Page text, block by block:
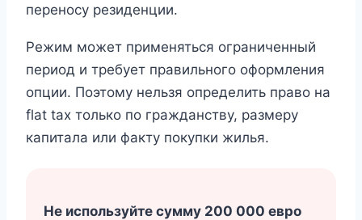
переносу резиденции.
Режим может применяться ограниченный
период и требует правильного оформления
опции. Поэтому нельзя определить право на
flat tax только по гражданству, размеру
капитала или факту покупки жилья.
Не используйте сумму 200 000 евро